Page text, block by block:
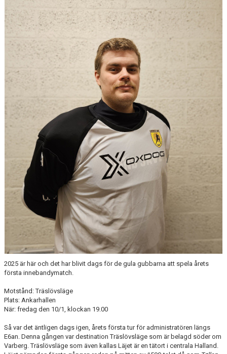
2025 är här och det har blivit dags för de gula gubbarna att spela årets
första innebandymatch.
Motstånd: Träslövsläge
Plats: Ankarhallen
När: fredag den 10/1, klockan 19.00
Så var det äntligen dags igen, årets första tur för administratören längs
E6an. Denna gången var destination Träslövsläge som är belagd söder om
Varberg. Träslövsläge som även kallas Läjet är en tätort i centrala Halland.